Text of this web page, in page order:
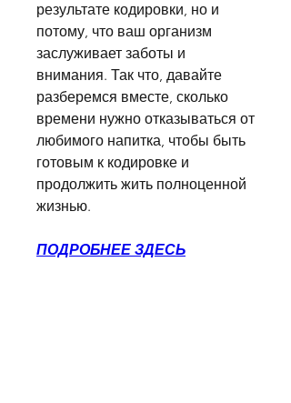
результате кодировки, но и
потому, что ваш организм
заслуживает заботы и
внимания. Так что, давайте
разберемся вместе, сколько
времени нужно отказываться от
любимого напитка, чтобы быть
готовым к кодировке и
продолжить жить полноценной
жизнью.
ПОДРОБНЕЕ ЗДЕСЬ